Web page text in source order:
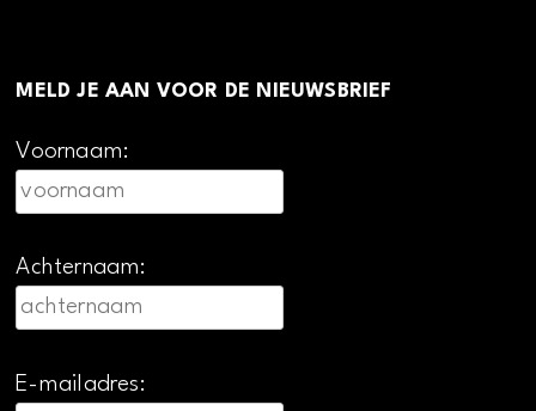
MELD JE AAN VOOR DE NIEUWSBRIEF
Voornaam:
Achternaam:
E-mailadres: